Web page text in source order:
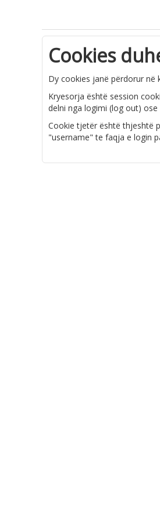
Cookies
Dy cookies janë përdorur në
Kryesorja është session
delni nga logimi (log out)
Cookie tjetër është thjeshtë
"username" te faqja e login